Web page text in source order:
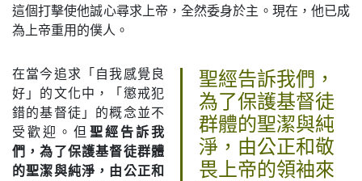
這個打擊使他誠心尋求上帝，全然委身於主。現在，他已成
為上帝重用的僕人。
聖經告訴我們，
為了保護基督徒
群體的聖潔與純
淨，由公正和敬
畏上帝的領袖來
在當今追求「自我感覺良
好」的文化中，「懲戒犯
錯的基督徒」的概念並不
受歡迎。但 聖經告訴我
們，為了保護基督徒群體
的聖潔與純淨，由公正和